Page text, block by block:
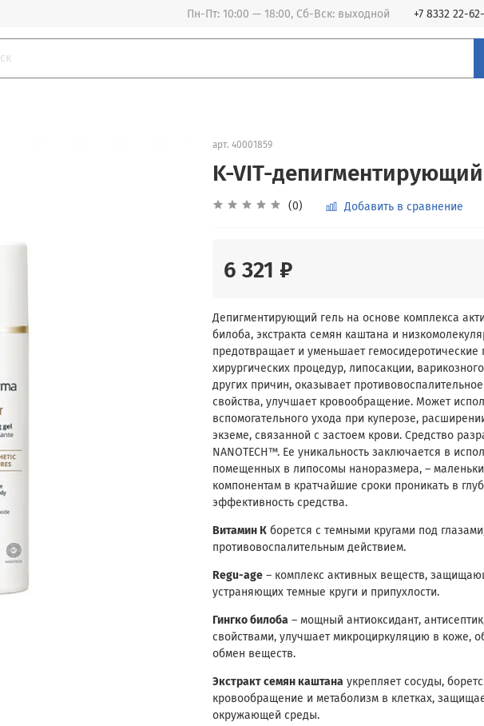
Пн-Пт: 10:00 — 18:00, Сб-Вск: выходной +7 8332 22-
арт. 40001859
K-VIT-
(0) Добавить в сравнение
6 321 ₽
Депигментирующий гель на основе комплекса
билоба, экстракта семян каштана и
предотвращает и уменьшает гемосидеротические
хирургических процедур, липосакции,
других причин, оказывает
свойства, улучшает кровообращение. Может
вспомогательного ухода при куперозе,
экземе, связанной с застоем крови. Средство
NANOTECH™. Ее уникальность заключается в
помещенных в липосомы наноразмера, –
компонентам в кратчайшие сроки проникать в
эффективность средства.
Витамин К борется с темными кругами под
противовоспалительным действием.
Regu-age – комплекс активных веществ,
устраняющих темные круги и припухлости.
Гингко билоба – мощный антиоксидант,
свойствами, улучшает микроциркуляцию в коже,
обмен веществ.
Экстракт семян каштана укрепляет сосуды,
кровообращение и метаболизм в клетках,
окружающей среды.